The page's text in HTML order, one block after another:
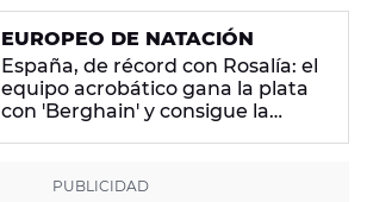
EUROPEO DE NATACIÓN
España, de récord con Rosalía: el
equipo acrobático gana la plata
con 'Berghain' y consigue la